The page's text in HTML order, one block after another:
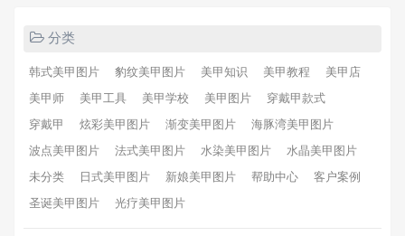
分类
韩式美甲图片 豹纹美甲图片 美甲知识 美甲教程 美甲店
美甲师 美甲工具 美甲学校 美甲图片 穿戴甲款式
穿戴甲 炫彩美甲图片 渐变美甲图片 海豚湾美甲图片
波点美甲图片 法式美甲图片 水染美甲图片 水晶美甲图片
未分类 日式美甲图片 新娘美甲图片 帮助中心 客户案例
圣诞美甲图片 光疗美甲图片